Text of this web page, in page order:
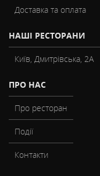
Доставка та оплата
НАШІ РЕСТОРАНИ
Київ, Дмитрівська, 2А
ПРО НАС
Про ресторан
Події
Контакти